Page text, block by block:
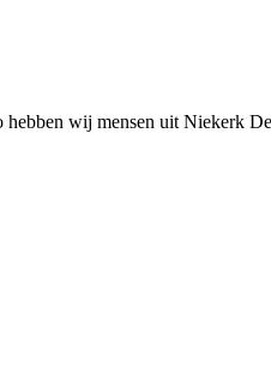
wij mensen uit Niekerk